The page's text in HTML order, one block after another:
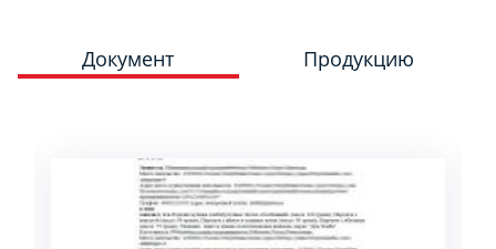
Документ Продукцию